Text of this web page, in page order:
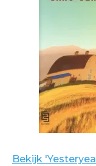
Bekijk